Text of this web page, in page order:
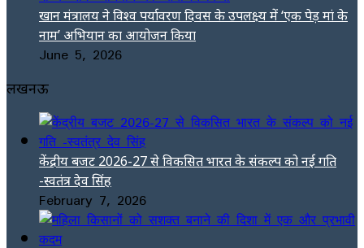
खान मंत्रालय ने विश्व पर्यावरण दिवस के उपलक्ष्य में ‘एक पेड़ मां के
नाम’ अभियान का आयोजन किया
June 5, 2026
लखनऊ
केंद्रीय बजट 2026-27 से विकसित भारत के संकल्प को नई गति
-स्वतंत्र देव सिंह
February 7, 2026